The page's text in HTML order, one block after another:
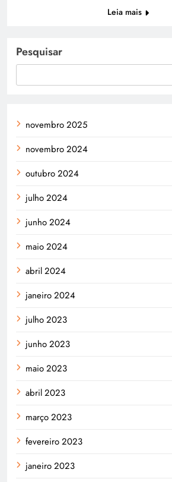
Leia mais
Pesquisar
novembro 2025
novembro 2024
outubro 2024
julho 2024
junho 2024
maio 2024
abril 2024
janeiro 2024
julho 2023
junho 2023
maio 2023
abril 2023
março 2023
fevereiro 2023
janeiro 2023